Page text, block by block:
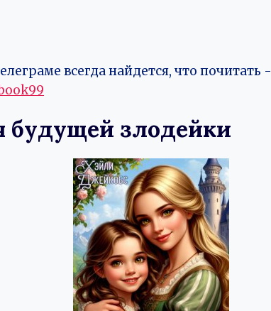
всегда найдется, что почитать -
злодейки